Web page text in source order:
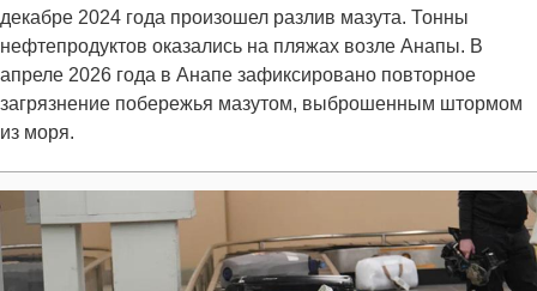
декабре 2024 года произошел разлив мазута. Тонны
нефтепродуктов оказались на пляжах возле Анапы. В
апреле 2026 года в Анапе зафиксировано повторное
загрязнение побережья мазутом, выброшенным штормом
из моря.